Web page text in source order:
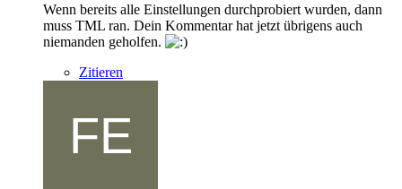
Wenn bereits alle Einstellungen durchprobiert wurden, dann
muss TML ran. Dein Kommentar hat jetzt übrigens auch
niemanden geholfen.
Zitieren